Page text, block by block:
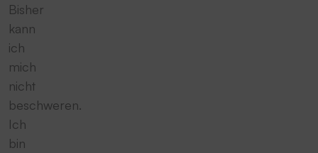
Bisher
kann
ich
mich
nicht
beschweren.
Ich
bin